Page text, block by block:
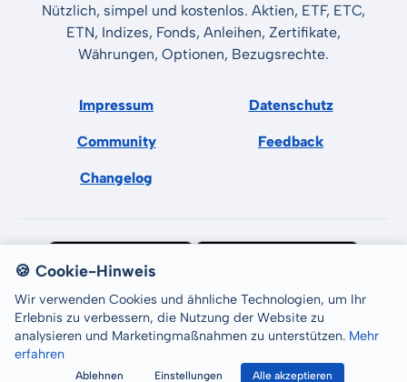
Nützlich, simpel und kostenlos. Aktien, ETF, ETC,
ETN, Indizes, Fonds, Anleihen, Zertifikate,
Währungen, Optionen, Bezugsrechte.
Impressum Datenschutz
Community Feedback
Changelog
All rights reserved © LCP GmbH 2026
🍪 Cookie-Hinweis
Wir verwenden Cookies und ähnliche Technologien, um Ihr
Erlebnis zu verbessern, die Nutzung der Website zu
analysieren und Marketingmaßnahmen zu unterstützen. Mehr
erfahren
Ablehnen Einstellungen Alle akzeptieren